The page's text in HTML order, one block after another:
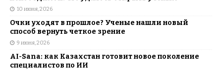
10 июня, 2026
Очки уходят в прошлое? Ученые нашли новый
способ вернуть четкое зрение
9 июня, 2026
AI-Sana: как Казахстан готовит новое поколение
специалистов по ИИ